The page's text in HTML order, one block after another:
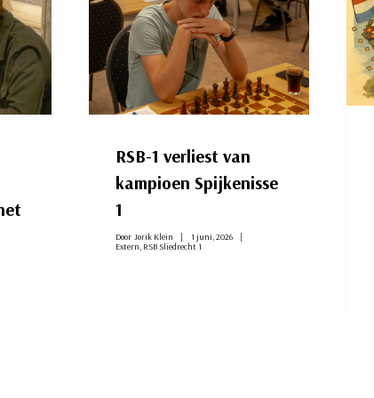
RSB-1 verliest van
kampioen Spijkenisse
1
Door Jorik Klein
1 juni, 2026
Extern, RSB Sliedrecht 1